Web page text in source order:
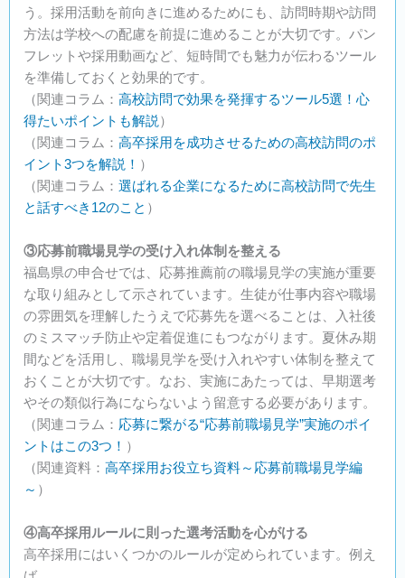
う。採用活動を前向きに進めるためにも、訪問時期や訪問
方法は学校への配慮を前提に進めることが大切です。パン
フレットや採用動画など、短時間でも魅力が伝わるツール
を準備しておくと効果的です。
（関連コラム： 高校訪問で効果を発揮するツール5選！心
得たいポイントも解説）
（関連コラム： 高卒採用を成功させるための高校訪問のポ
イント3つを解説！ ）
（関連コラム： 選ばれる企業になるために高校訪問で先生
と話すべき12のこと ）
③応募前職場見学の受け入れ体制を整える
福島県の申合せでは、応募推薦前の職場見学の実施が重要
な取り組みとして示されています。生徒が仕事内容や職場
の雰囲気を理解したうえで応募先を選べることは、入社後
のミスマッチ防止や定着促進にもつながります。夏休み期
間などを活用し、職場見学を受け入れやすい体制を整えて
おくことが大切です。なお、実施にあたっては、早期選考
やその類似行為にならないよう留意する必要があります。
（関連コラム： 応募に繋がる“応募前職場見学”実施のポイ
ントはこの3つ！ ）
（関連資料： 高卒採用お役立ち資料～応募前職場見学編
～ ）
④高卒採用ルールに則った選考活動を心がける
高卒採用にはいくつかのルールが定められています。例え